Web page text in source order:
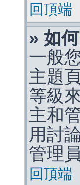
回頂端
» 如
一般
主題
等級
主和
用討
管理
回頂端